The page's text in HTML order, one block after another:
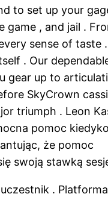
to set up your
game , and jail .
sense of taste
. Our
gear up to
SkyCrown
triumph . Leon
pomoc
że pomoc
swoją stawką
. Platforma